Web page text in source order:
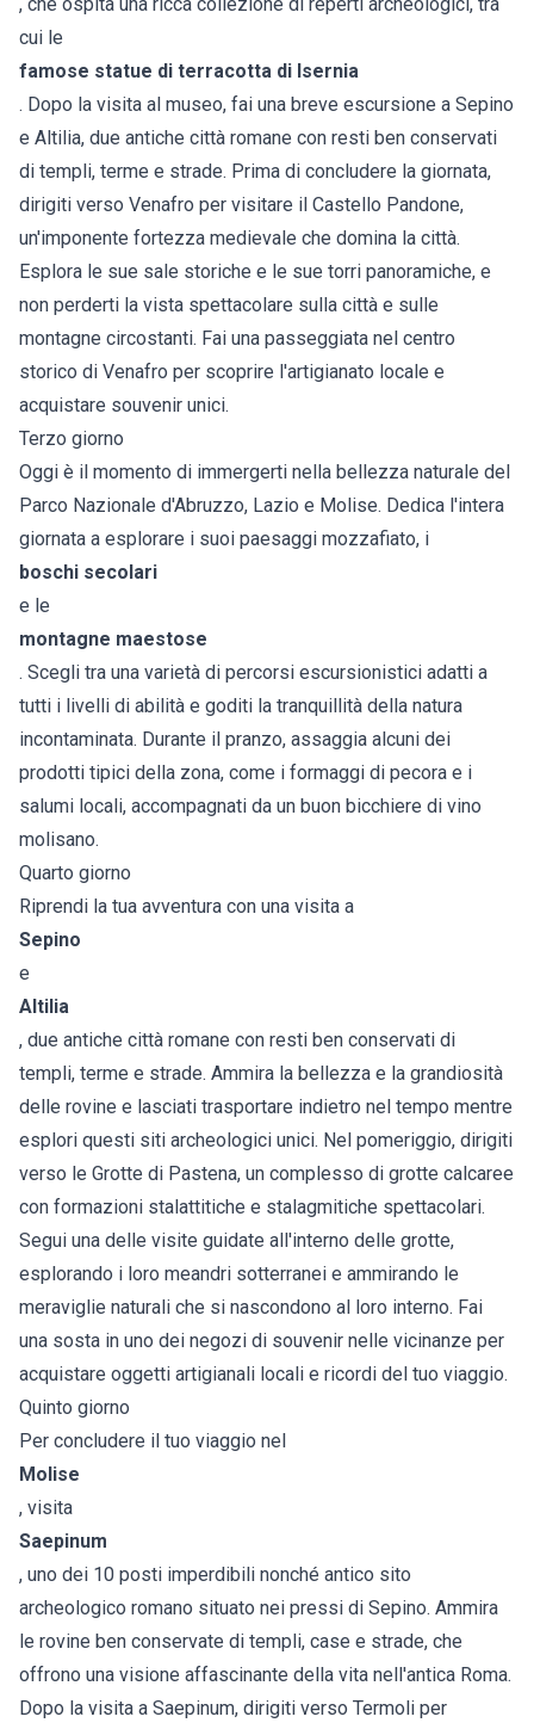
, che ospita una ricca collezione di reperti archeologici, tra
cui le
famose statue di terracotta di Isernia
. Dopo la visita al museo, fai una breve escursione a Sepino
e Altilia, due antiche città romane con resti ben conservati
di templi, terme e strade. Prima di concludere la giornata,
dirigiti verso Venafro per visitare il Castello Pandone,
un'imponente fortezza medievale che domina la città.
Esplora le sue sale storiche e le sue torri panoramiche, e
non perderti la vista spettacolare sulla città e sulle
montagne circostanti. Fai una passeggiata nel centro
storico di Venafro per scoprire l'artigianato locale e
acquistare souvenir unici.
Terzo giorno
Oggi è il momento di immergerti nella bellezza naturale del
Parco Nazionale d'Abruzzo, Lazio e Molise. Dedica l'intera
giornata a esplorare i suoi paesaggi mozzafiato, i
boschi secolari
e le
montagne maestose
. Scegli tra una varietà di percorsi escursionistici adatti a
tutti i livelli di abilità e goditi la tranquillità della natura
incontaminata. Durante il pranzo, assaggia alcuni dei
prodotti tipici della zona, come i formaggi di pecora e i
salumi locali, accompagnati da un buon bicchiere di vino
molisano.
Quarto giorno
Riprendi la tua avventura con una visita a
Sepino
e
Altilia
, due antiche città romane con resti ben conservati di
templi, terme e strade. Ammira la bellezza e la grandiosità
delle rovine e lasciati trasportare indietro nel tempo mentre
esplori questi siti archeologici unici. Nel pomeriggio, dirigiti
verso le Grotte di Pastena, un complesso di grotte calcaree
con formazioni stalattitiche e stalagmitiche spettacolari.
Segui una delle visite guidate all'interno delle grotte,
esplorando i loro meandri sotterranei e ammirando le
meraviglie naturali che si nascondono al loro interno. Fai
una sosta in uno dei negozi di souvenir nelle vicinanze per
acquistare oggetti artigianali locali e ricordi del tuo viaggio.
Quinto giorno
Per concludere il tuo viaggio nel
Molise
, visita
Saepinum
, uno dei 10 posti imperdibili nonché antico sito
archeologico romano situato nei pressi di Sepino. Ammira
le rovine ben conservate di templi, case e strade, che
offrono una visione affascinante della vita nell'antica Roma.
Dopo la visita a Saepinum, dirigiti verso Termoli per